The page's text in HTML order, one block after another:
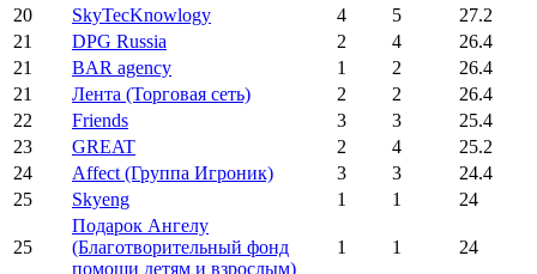
20
SkyTecKnowlogy 4 5
27.2
21
DPG Russia 2 4
26.4
21
BAR аgency 1 2
26.4
21
Лента (Торговая сеть) 2 2
26.4
22
Friends 3 3
25.4
23
GREAT 2 4
25.2
24
Affect (Группа Игроник) 3 3
24.4
25
Skyeng 1 1 24
25
Подарок Ангелу
(Благотворительный фонд
помощи детям и взрослым)
1 1 24